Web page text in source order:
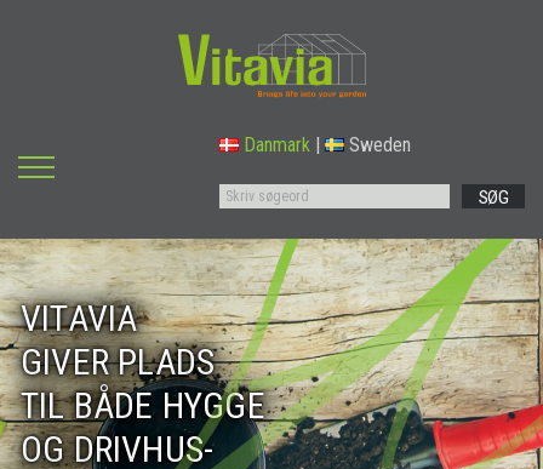
Danmark Sweden
SØG
VITAVIA
GIVER PLADS
TIL BÅDE HYGGE
OG DRIVHUS-